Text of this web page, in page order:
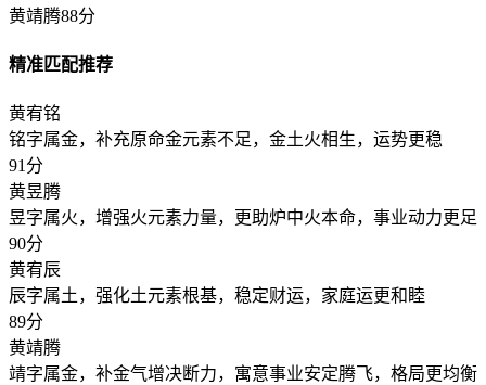
黄靖腾88分
精准匹配推荐
黄宥铭
铭字属金，补充原命金元素不足，金土火相生，运势更稳
91分
黄昱腾
昱字属火，增强火元素力量，更助炉中火本命，事业动力更足
90分
黄宥辰
辰字属土，强化土元素根基，稳定财运，家庭运更和睦
89分
黄靖腾
靖字属金，补金气增决断力，寓意事业安定腾飞，格局更均衡